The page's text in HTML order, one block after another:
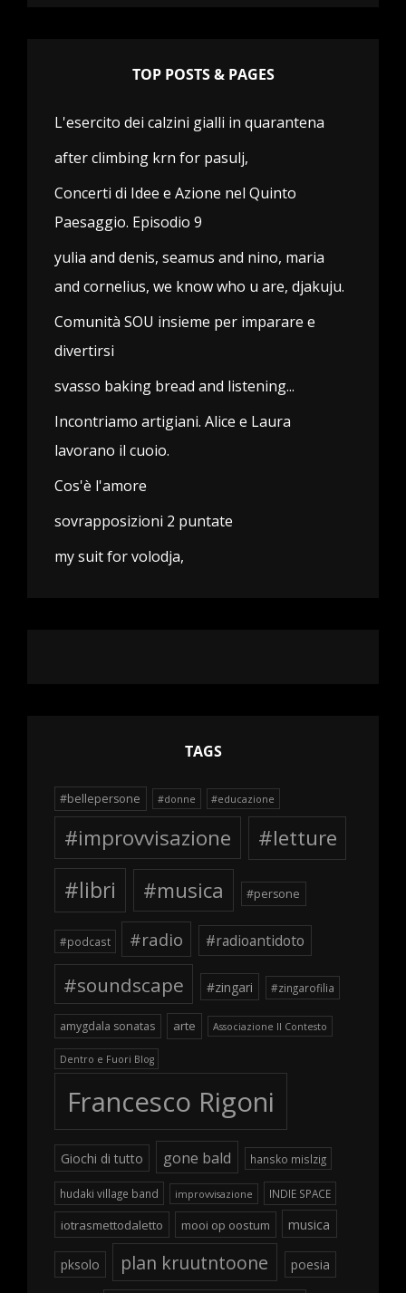
TOP POSTS & PAGES
L'esercito dei calzini gialli in quarantena
after climbing krn for pasulj,
Concerti di Idee e Azione nel Quinto
Paesaggio. Episodio 9
yulia and denis, seamus and nino, maria
and cornelius, we know who u are, djakuju.
Comunità SOU insieme per imparare e
divertirsi
svasso baking bread and listening...
Incontriamo artigiani. Alice e Laura
lavorano il cuoio.
Cos'è l'amore
sovrapposizioni 2 puntate
my suit for volodja,
TAGS
#bellepersone #donne #educazione
#improvvisazione
#letture
#libri
#musica #persone
#podcast #radio #radioantidoto
#soundscape #zingari #zingarofilia
amygdala sonatas arte Associazione Il Contesto
Dentro e Fuori Blog
Francesco Rigoni
Giochi di tutto gone bald hansko mislzig
hudaki village band improvvisazione INDIE SPACE
iotrasmettodaletto mooi op oostum musica
pksolo plan kruutntoone poesia